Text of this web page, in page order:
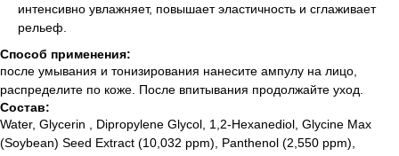
интенсивно увлажняет, повышает эластичность и сглаживает
рельеф.
Способ применения:
после умывания и тонизирования нанесите ампулу на лицо,
распределите по коже. После впитывания продолжайте уход.
Состав:
Water, Glycerin , Dipropylene Glycol, 1,2-Hexanediol, Glycine Max
(Soybean) Seed Extract (10,032 ppm), Panthenol (2,550 ppm),